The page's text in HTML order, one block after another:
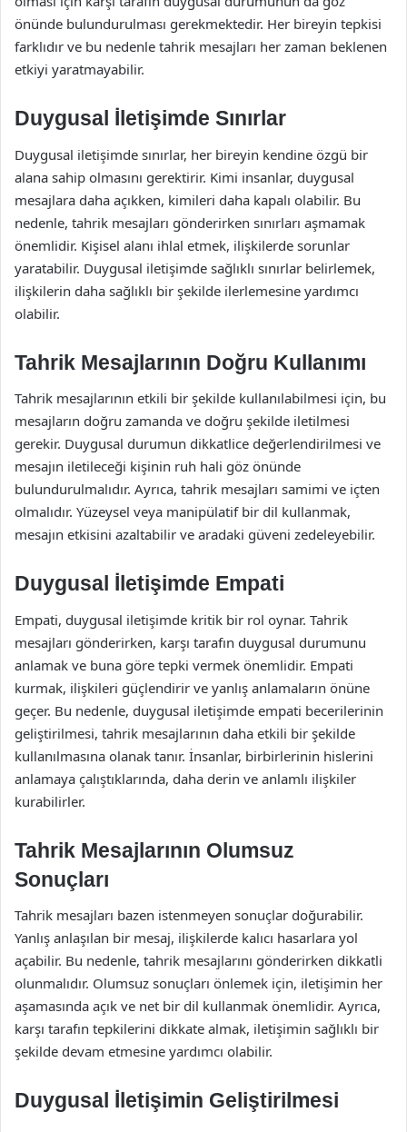
önünde bulundurulması gerekmektedir. Her bireyin tepkisi
farklıdır ve bu nedenle tahrik mesajları her zaman beklenen
etkiyi yaratmayabilir.
Duygusal İletişimde Sınırlar
Duygusal iletişimde sınırlar, her bireyin kendine özgü bir
alana sahip olmasını gerektirir. Kimi insanlar, duygusal
mesajlara daha açıkken, kimileri daha kapalı olabilir. Bu
nedenle, tahrik mesajları gönderirken sınırları aşmamak
önemlidir. Kişisel alanı ihlal etmek, ilişkilerde sorunlar
yaratabilir. Duygusal iletişimde sağlıklı sınırlar belirlemek,
ilişkilerin daha sağlıklı bir şekilde ilerlemesine yardımcı
olabilir.
Tahrik Mesajlarının Doğru Kullanımı
Tahrik mesajlarının etkili bir şekilde kullanılabilmesi için, bu
mesajların doğru zamanda ve doğru şekilde iletilmesi
gerekir. Duygusal durumun dikkatlice değerlendirilmesi ve
mesajın iletileceği kişinin ruh hali göz önünde
bulundurulmalıdır. Ayrıca, tahrik mesajları samimi ve içten
olmalıdır. Yüzeysel veya manipülatif bir dil kullanmak,
mesajın etkisini azaltabilir ve aradaki güveni zedeleyebilir.
Duygusal İletişimde Empati
Empati, duygusal iletişimde kritik bir rol oynar. Tahrik
mesajları gönderirken, karşı tarafın duygusal durumunu
anlamak ve buna göre tepki vermek önemlidir. Empati
kurmak, ilişkileri güçlendirir ve yanlış anlamaların önüne
geçer. Bu nedenle, duygusal iletişimde empati becerilerinin
geliştirilmesi, tahrik mesajlarının daha etkili bir şekilde
kullanılmasına olanak tanır. İnsanlar, birbirlerinin hislerini
anlamaya çalıştıklarında, daha derin ve anlamlı ilişkiler
kurabilirler.
Tahrik Mesajlarının Olumsuz
Sonuçları
Tahrik mesajları bazen istenmeyen sonuçlar doğurabilir.
Yanlış anlaşılan bir mesaj, ilişkilerde kalıcı hasarlara yol
açabilir. Bu nedenle, tahrik mesajlarını gönderirken dikkatli
olunmalıdır. Olumsuz sonuçları önlemek için, iletişimin her
aşamasında açık ve net bir dil kullanmak önemlidir. Ayrıca,
karşı tarafın tepkilerini dikkate almak, iletişimin sağlıklı bir
şekilde devam etmesine yardımcı olabilir.
Duygusal İletişimin Geliştirilmesi